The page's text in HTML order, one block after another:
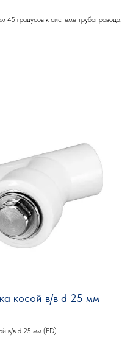
45 градусов к системе трубопровода.
косой в/в d 25 мм
в/в d 25 мм (FD)